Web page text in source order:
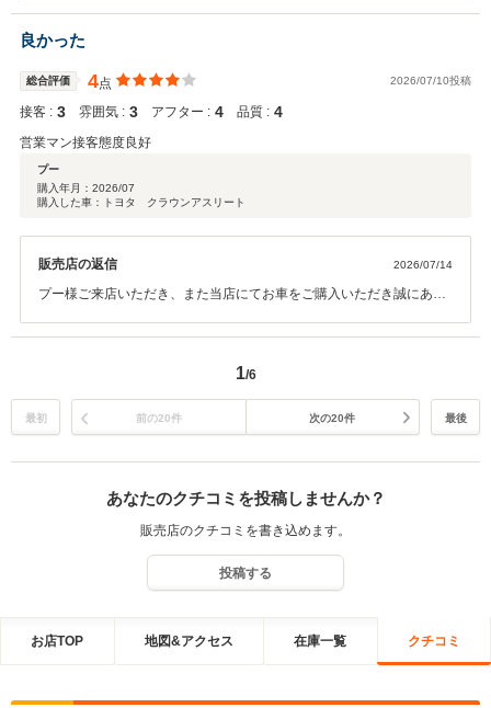
思います。今後もご満足頂けるようスタッフ一同精進してまいりま
す。 ご納車後も点検やメンテナンスをはじめ、お車に関することは何
しっかりとサポートさせていただきます。 今後とも末永いお付き合い
のほど、よろしくお願い申し上げます。
良かった
総合評価 4点 2026/07/10投稿
接客 : 3 雰囲気 : 3 アフター : 4 品質 : 4
営業マン接客態度良好
プー
購入年月： 2026/07
購入した車：トヨタ クラウンアスリート
販売店の返信 2026/07/14
プー様ご来店いただき、また当店にてお車をご購入いただき誠にあり
ます。今後もご満足頂けるようスタッフ一同精進してまいります。 ご
気軽にご相談ください。これからのカーライフをスタッフ一同しっか
りとサポートさせていただきます。 今後とも末永いお付き合いのほ
ど、よろしくお願い申し上げます。
1/6
最初 前の20件 次の20件 最後
あなたのクチコミを投稿しませんか？
販売店のクチコミを書き込めます。
投稿する
お店TOP 地図&アクセス 在庫一覧 クチコミ